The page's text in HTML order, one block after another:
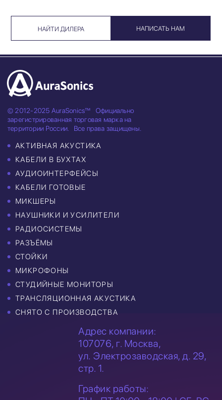
НАЙТИ ДИЛЕРА НАПИСАТЬ НАМ
© 2012-2025 AuraSonics™
Официально
зарегистрированная торговая марка на
территории России.
Все права защищены.
АКТИВНАЯ АКУСТИКА
КАБЕЛИ В БУХТАХ
АУДИОИНТЕРФЕЙСЫ
КАБЕЛИ ГОТОВЫЕ
МИКШЕРЫ
НАУШНИКИ И УСИЛИТЕЛИ
РАДИОСИСТЕМЫ
РАЗЪЁМЫ
СТОЙКИ
МИКРОФОНЫ
СТУДИЙНЫЕ МОНИТОРЫ
ТРАНСЛЯЦИОННАЯ АКУСТИКА
СНЯТО С ПРОИЗВОДСТВА
Адрес компании:
107076, г. Москва,
ул. Электрозаводская, д. 29,
стр. 1.
График работы: